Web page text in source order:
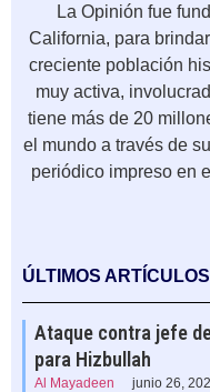
La Opinión fue
California, para
creciente población
muy activa,
tiene más de 20
el mundo a través de
periódico impreso en
ÚLTIMOS
Ataque contra jefe
para Hizbullah
Al Mayadeen junio 26,